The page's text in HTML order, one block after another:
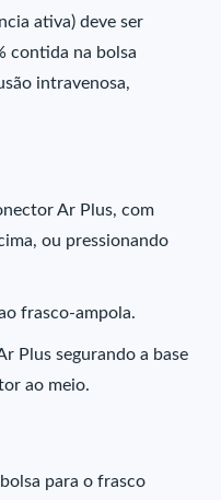
ativa) deve ser
contida na bolsa
intravenosa,
Ar Plus, com
ou pressionando
frasco-ampola.
Plus segurando a base
ao meio.
para o frasco